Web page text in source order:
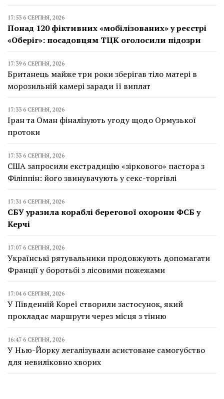
17:53 6 СЕРПНЯ, 2026
Понад 120 фіктивних «мобілізованих» у реєстрі
«Оберіг»: посадовцям ТЦК оголосили підозри
17:39 6 СЕРПНЯ, 2026
Британець майже три роки зберігав тіло матері в
морозильній камері заради її виплат
17:33 6 СЕРПНЯ, 2026
Іран та Оман фіналізують угоду щодо Ормузької
протоки
17:33 6 СЕРПНЯ, 2026
США запросили екстрадицію «зіркового» пастора з
Філіппін: його звинувачують у секс-торгівлі
17:31 6 СЕРПНЯ, 2026
СБУ уразила кораблі берегової охорони ФСБ у
Керчі
17:07 6 СЕРПНЯ, 2026
Українські рятувальники продовжують допомагати
Франції у боротьбі з лісовими пожежами
17:04 6 СЕРПНЯ, 2026
У Південній Кореї створили застосунок, який
прокладає маршрути через місця з тінню
16:47 6 СЕРПНЯ, 2026
У Нью-Йорку легалізували асистоване самогубство
для невиліковно хворих